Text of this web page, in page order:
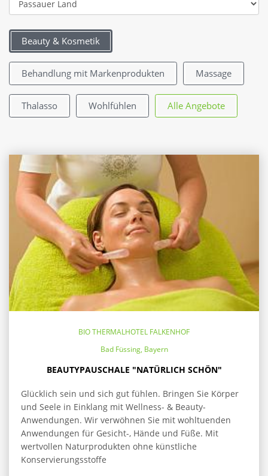
Beauty & Kosmetik
Behandlung mit Markenprodukten Massage
Thalasso Wohlfühlen Alle Angebote
BIO THERMALHOTEL FALKENHOF
Bad Füssing, Bayern
BEAUTYPAUSCHALE "NATÜRLICH SCHÖN"
Glücklich sein und sich gut fühlen. Bringen Sie Körper
und Seele in Einklang mit Wellness- & Beauty-
Anwendungen. Wir verwöhnen Sie mit wohltuenden
Anwendungen für Gesicht-, Hände und Füße. Mit
wertvollen Naturprodukten ohne künstliche
Konservierungsstoffe